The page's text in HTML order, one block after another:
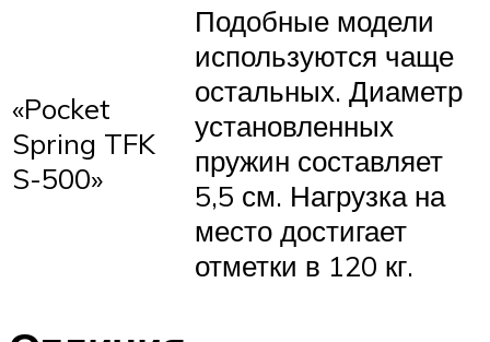
«Pocket
Spring TFK
S-500»
Подобные модели
используются чаще
остальных. Диаметр
установленных
пружин составляет
5,5 см. Нагрузка на
место достигает
отметки в 120 кг.